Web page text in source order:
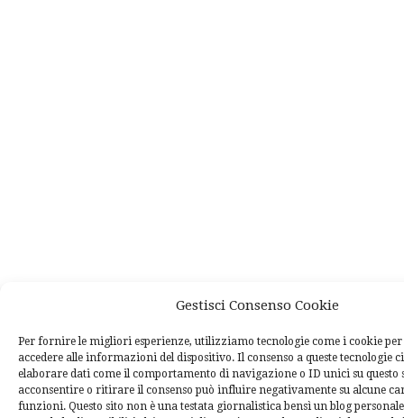
Gestisci Consenso Cookie
Per fornire le migliori esperienze, utilizziamo tecnologie come i cookie
accedere alle informazioni del dispositivo. Il consenso a queste tecnologie
elaborare dati come il comportamento di navigazione o ID unici su questo
acconsentire o ritirare il consenso può influire negativamente su alcune
funzioni. Questo sito non è una testata giornalistica bensì un blog